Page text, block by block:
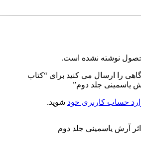
نوشته نشده است.
را ارسال می کنید برای “کتاب
یاسمینی جلد دوم”
حساب کاربری خود شوید.
آرش یاسمینی جلد دوم